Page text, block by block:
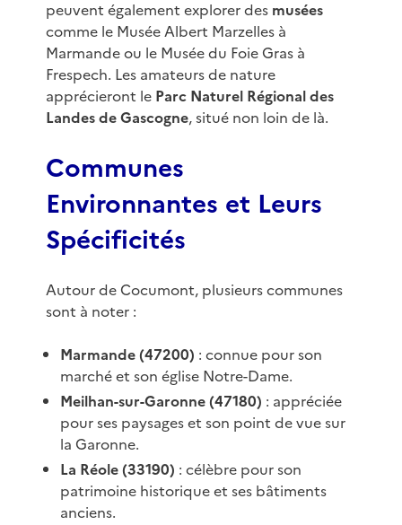
peuvent également explorer des musées
comme le Musée Albert Marzelles à
Marmande ou le Musée du Foie Gras à
Frespech. Les amateurs de nature
apprécieront le Parc Naturel Régional des
Landes de Gascogne, situé non loin de là.
Communes
Environnantes et Leurs
Spécificités
Autour de Cocumont, plusieurs communes
sont à noter :
Marmande (47200) : connue pour son
marché et son église Notre-Dame.
Meilhan-sur-Garonne (47180) : appréciée
pour ses paysages et son point de vue sur
la Garonne.
La Réole (33190) : célèbre pour son
patrimoine historique et ses bâtiments
anciens.